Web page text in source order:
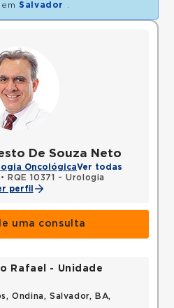
em Salvador
De Souza Neto
OncológicaVer todas
•
RQE 10371 - Urologia
perfil
uma consulta
Rafael - Unidade
Ondina, Salvador, BA,